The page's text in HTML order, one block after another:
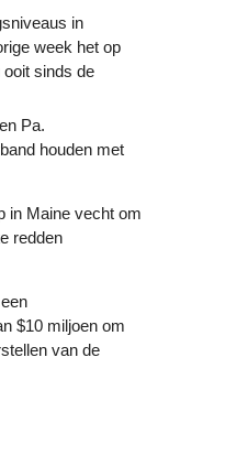
in
week het op
sinds de
Pa.
houden met
in Maine vecht om
redden
$10 miljoen om
van de